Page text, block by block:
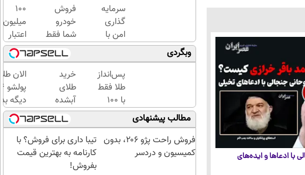
با ادعاها و ایده‌های
سرمایه
گذاری
امن با
طلا و
نقره
دیجی
کالا
فروش
خودرو
شما فقط
با یک
درخواست
آنلاین ✔
100
میلیون
اعتبار
خرید
طلای
آب
شده
بگیر
وبگردی
پس‌انداز
طلا فقط
با ۱۰۰
هزارتومان
(امن و
راحت)
خرید
طلای
آبشده
حتی با
۱۰۰هزارتومان
الان
دیگه
طلا با
بی‌بهره
مطالب پیشنهادی
فروش راحت پژو ۲۰6، بدون
کمیسیون و دردسر
تیبا داری برای فروش؟ با
کارنامه به بهترین قیمت
بفروش!